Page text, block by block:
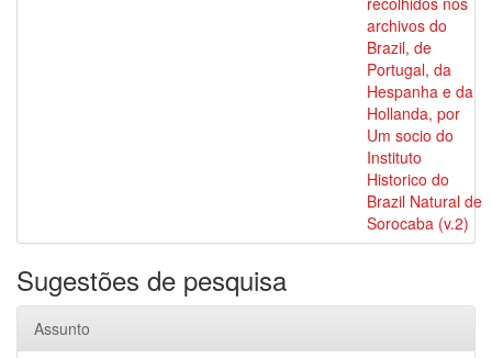
archivos do
Brazil, de
Portugal, da
Hespanha e da
Hollanda, por
Um socio do
Instituto
Historico do
Brazil Natural de
Sorocaba (v.2)
Sugestões de pesquisa
Assunto